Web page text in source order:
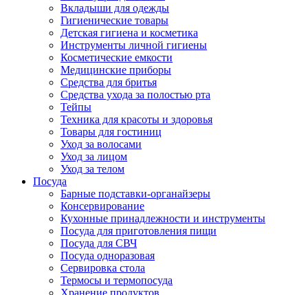
Вкладыши для одежды
Гигиенические товары
Детская гигиена и косметика
Инструменты личной гигиены
Косметические емкости
Медицинские приборы
Средства для бритья
Средства ухода за полостью рта
Тейпы
Техника для красоты и здоровья
Товары для гостиниц
Уход за волосами
Уход за лицом
Уход за телом
Посуда
Барные подставки-органайзеры
Консервирование
Кухонные принадлежности и инструменты
Посуда для приготовления пищи
Посуда для СВЧ
Посуда одноразовая
Сервировка стола
Термосы и термопосуда
Хранение продуктов